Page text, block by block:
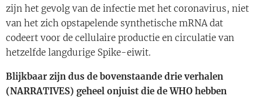
zijn het gevolg van de infectie met het coronavirus, niet
van het zich opstapelende synthetische mRNA dat
codeert voor de cellulaire productie en circulatie van
hetzelfde langdurige Spike-eiwit.
Blijkbaar zijn dus de bovenstaande drie verhalen
(NARRATIVES) geheel onjuist die de WHO hebben